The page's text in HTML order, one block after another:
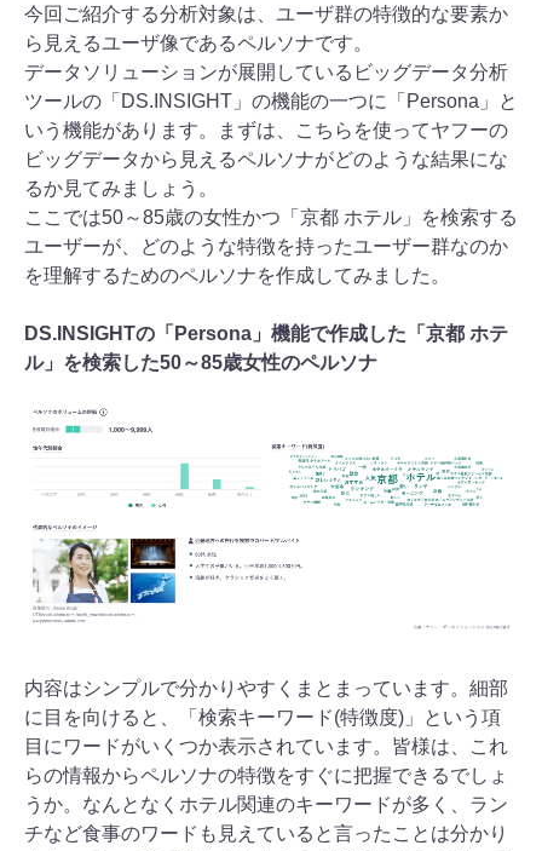
今回ご紹介する分析対象は、ユーザ群の特徴的な要素か
ら見えるユーザ像であるペルソナです。
データソリューションが展開しているビッグデータ分析
ツールの「DS.INSIGHT」の機能の一つに「Persona」と
いう機能があります。まずは、こちらを使ってヤフーの
ビッグデータから見えるペルソナがどのような結果にな
るか見てみましょう。
ここでは50～85歳の女性かつ「京都 ホテル」を検索する
ユーザーが、どのような特徴を持ったユーザー群なのか
を理解するためのペルソナを作成してみました。
DS.INSIGHTの「Persona」機能で作成した「京都 ホテ
ル」を検索した50～85歳女性のペルソナ
内容はシンプルで分かりやすくまとまっています。細部
に目を向けると、「検索キーワード(特徴度)」という項
目にワードがいくつか表示されています。皆様は、これ
らの情報からペルソナの特徴をすぐに把握できるでしょ
うか。なんとなくホテル関連のキーワードが多く、ラン
チなど食事のワードも見えていると言ったことは分かり